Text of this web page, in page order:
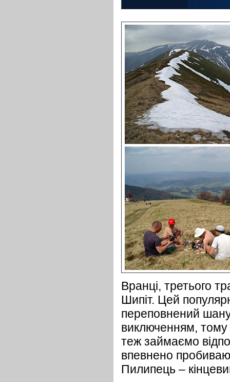
Вранці, третього
Шипіт. Цей
переповнений
виключенням,
теж займаємо
впевнено
Пилипець –